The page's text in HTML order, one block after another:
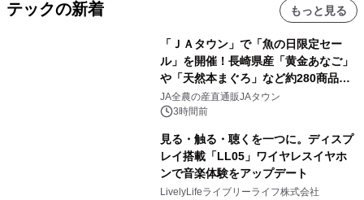
テックの新着 もっと見る
「ＪＡタウン」で「魚の日限定セー
ル」を開催！長崎県産「黄金あなご」
や「天然本まぐろ」など約280商品を
販売！～毎月１０日の定例企画～
JA全農の産直通販JAタウン
3時間前
見る・触る・聴くを一つに。ディスプ
レイ搭載「LL05」ワイヤレスイヤホ
ンで音楽体験をアップデート
LivelyLifeライブリーライフ株式会社